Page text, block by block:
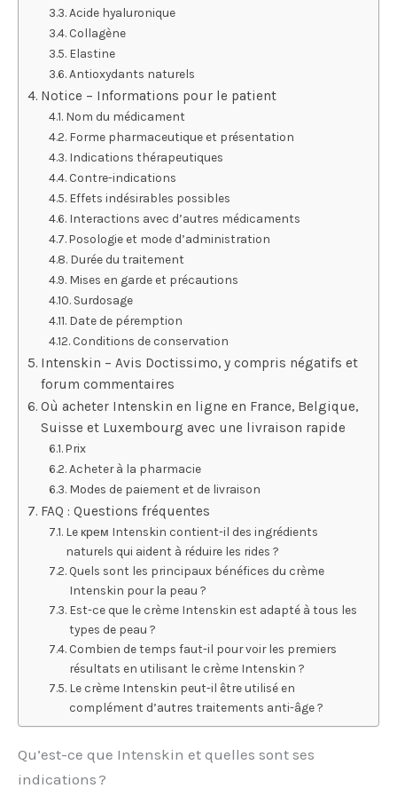
Acide hyaluronique
Collagène
Elastine
Antioxydants naturels
Notice – Informations pour le patient
Nom du médicament
Forme pharmaceutique et présentation
Indications thérapeutiques
Contre-indications
Effets indésirables possibles
Interactions avec d’autres médicaments
Posologie et mode d’administration
Durée du traitement
Mises en garde et précautions
Surdosage
Date de péremption
Conditions de conservation
Intenskin – Avis Doctissimo, y compris négatifs et
forum commentaires
Où acheter Intenskin en ligne en France, Belgique,
Suisse et Luxembourg avec une livraison rapide
Prix
Acheter à la pharmacie
Modes de paiement et de livraison
FAQ : Questions fréquentes
Le крем Intenskin contient-il des ingrédients
naturels qui aident à réduire les rides ?
Quels sont les principaux bénéfices du crème
Intenskin pour la peau ?
Est-ce que le crème Intenskin est adapté à tous les
types de peau ?
Combien de temps faut-il pour voir les premiers
résultats en utilisant le crème Intenskin ?
Le crème Intenskin peut-il être utilisé en
complément d’autres traitements anti-âge ?
Qu’est-ce que Intenskin et quelles sont ses
indications ?